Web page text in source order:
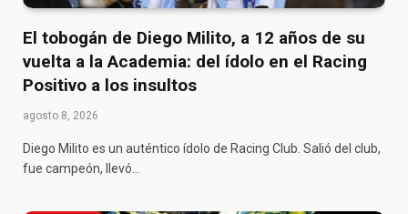
El tobogán de Diego Milito, a 12 años de su
vuelta a la Academia: del ídolo en el Racing
Positivo a los insultos
agosto 8, 2026
Diego Milito es un auténtico ídolo de Racing Club. Salió del club,
fue campeón, llevó…